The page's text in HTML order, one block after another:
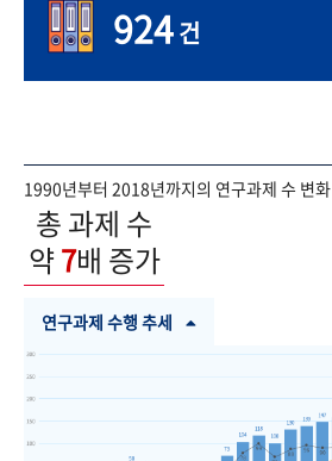
924건
1990년부터 2018년까지의 연구과제 수 변화
총 과제 수
약7배 증가
연구과제 수행 추세